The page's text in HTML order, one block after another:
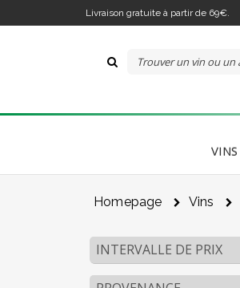
Livraison gratuite à partir de 69€.
VINS
Homepage Vins
INTERVALLE DE PRIX